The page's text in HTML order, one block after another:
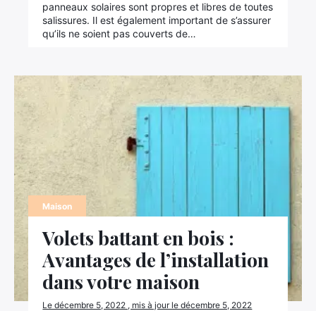
panneaux solaires sont propres et libres de toutes
salissures. Il est également important de s’assurer
qu’ils ne soient pas couverts de…
Maison
Volets battant en bois :
Avantages de l’installation
dans votre maison
Le décembre 5, 2022 , mis à jour le décembre 5, 2022